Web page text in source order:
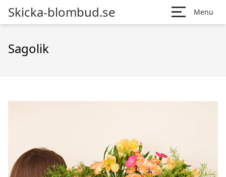
Skicka-blombud.se Menu
Sagolik